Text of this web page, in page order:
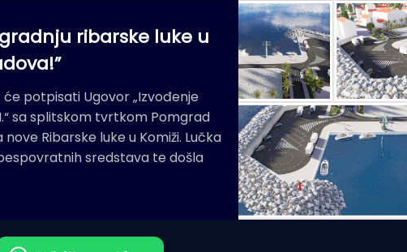
ribarske luke u
će potpisati Ugovor „Izvođenje
sa splitskom tvrtkom Pomgrad
Ribarske luke u Komiži. Lučka
sredstava te došla